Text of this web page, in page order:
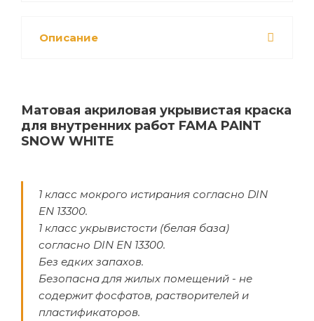
Описание
Матовая акриловая укрывистая краска
для внутренних работ FAMA PAINT
SNOW WHITE
1 класс мокрого истирания согласно DIN
EN 13300.
1 класс укрывистости (белая база)
согласно DIN EN 13300.
Без едких запахов.
Безопасна для жилых помещений - не
содержит фосфатов, растворителей и
пластификаторов.